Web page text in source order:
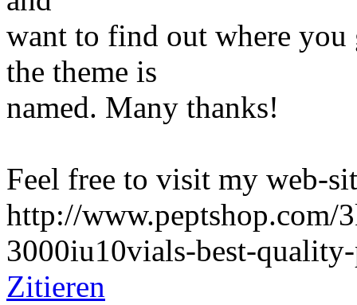
want to find out where
the theme is
named. Many thanks!
Feel free to visit my web-
http://www.peptshop.com/
3000iu10vials-best-
Zitieren